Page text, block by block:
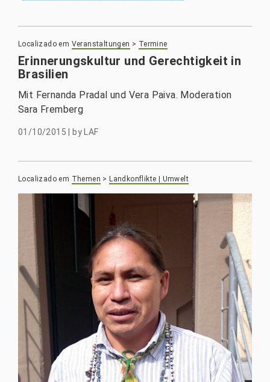
Localizado em Veranstaltungen > Termine
Erinnerungskultur und Gerechtigkeit in
Brasilien
Mit Fernanda Pradal und Vera Paiva. Moderation
Sara Fremberg
01/10/2015 by LAF
Localizado em Themen > Landkonflikte | Umwelt